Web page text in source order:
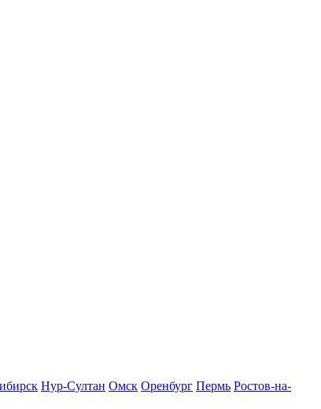
Нур-Султан Омск Оренбург Пермь Ростов-на-